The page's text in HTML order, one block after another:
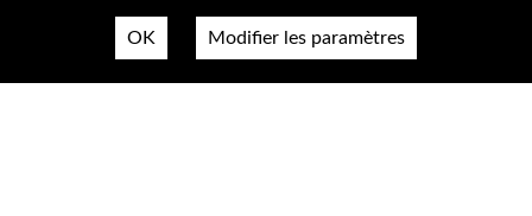
OK Modifier les paramètres